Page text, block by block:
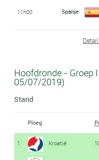
11h00 Spanje
Hoofdronde - Groep
05/07/2019)
Stand
Ploeg
1 Kroatië